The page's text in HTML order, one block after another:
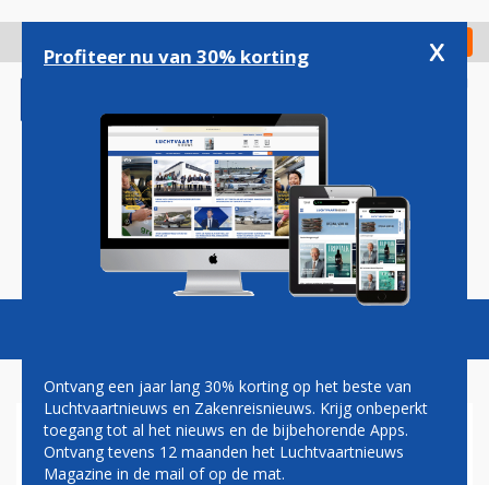
gaan
Check in
Magazine Podcasts Vacatures
PERTH
Profiteer nu van 30% korting x
Ontvang een jaar lang 30% korting op het beste van
Luchtvaartnieuws en Zakenreisnieuws. Krijg onbeperkt
toegang tot al het nieuws en de bijbehorende Apps.
Ontvang tevens 12 maanden het Luchtvaartnieuws
Magazine in de mail of op de mat.